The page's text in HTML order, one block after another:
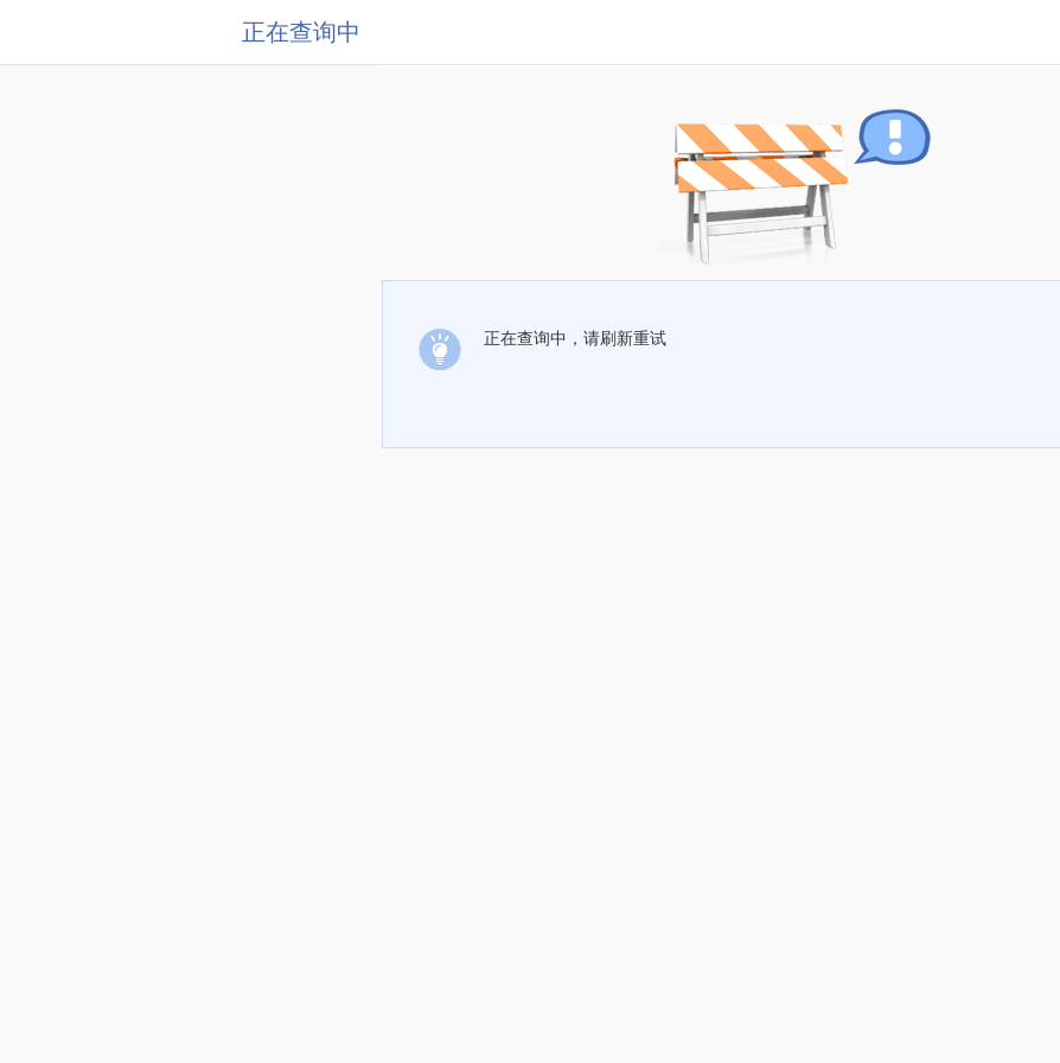
正在查询中
正在查询中，请刷新重试